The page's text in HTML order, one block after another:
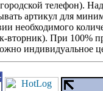
телефон).
артикул для
необходимого
При 100%
индивидуальное